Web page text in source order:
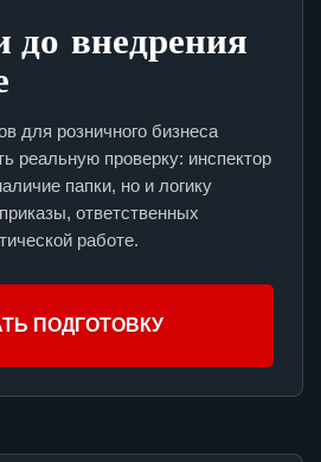
до внедрения
для розничного бизнеса
реальную проверку: инспектор
папки, но и логику
ответственных
работе.
ПОДГОТОВКУ